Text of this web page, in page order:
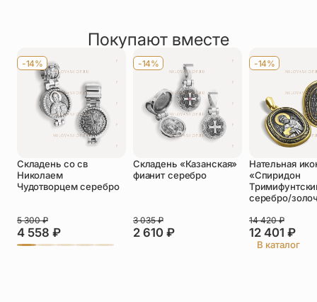
Оставить отзыв
Телефон
Отзыв*
Прикрепить фото
Покупают вместе
-14%
Складень со св
Николаем
Чудотворцем серебро
4 558 ₽
5 300₽
-14%
Складень «Казанская»
фианит серебро
2 610 ₽
3 035₽
-14%
Нательная
«Спиридон
серебро/
12 401 ₽
14 420₽
В каталог